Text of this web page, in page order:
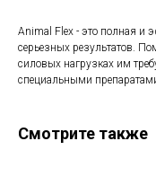
Animal Flex - это полная и
серьезных результатов.
силовых нагрузках им
специальными
Смотрите также